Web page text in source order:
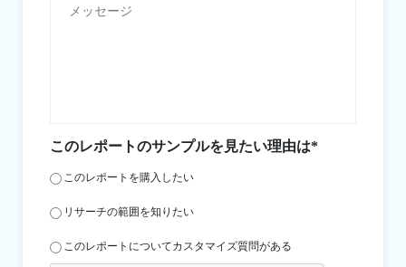
このレポートのサンプルを見たい理由は*
このレポートを購入したい
リサーチの範囲を知りたい
このレポートについてカスタマイズ質問がある